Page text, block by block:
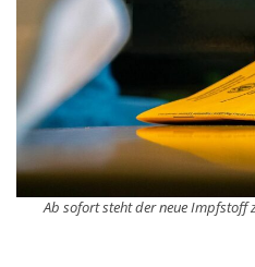
Ab sofort steht der neue Impfstoff